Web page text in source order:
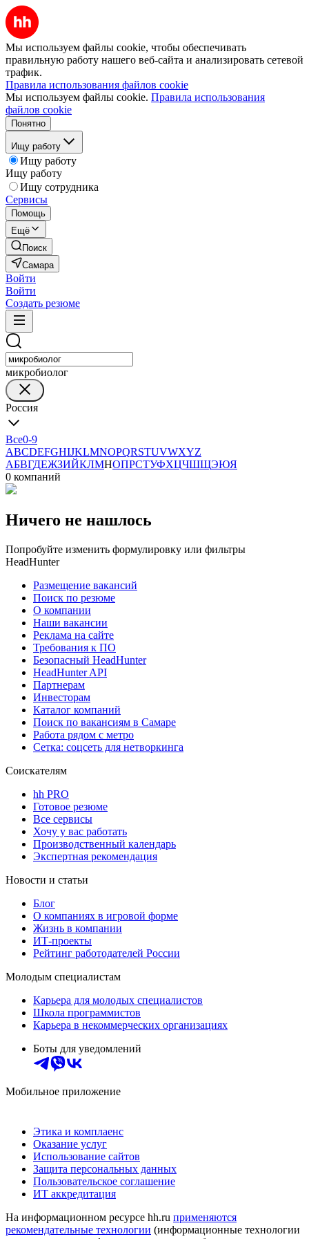
Мы используем файлы cookie, чтобы обеспечивать
правильную работу нашего веб-сайта и анализировать сетевой
трафик.
Правила использования файлов cookie
Мы используем файлы cookie. Правила использования
файлов cookie
Понятно
Ищу работу
Ищу работу
Ищу работу
Ищу сотрудника
Сервисы
Помощь
Ещё
Поиск
Самара
Войти
Войти
Создать резюме
микробиолог
Россия
Все0-9
ABCDEFGHIJKLMNOPQRSTUVWXYZ
АБВГДЕЖЗИЙКЛМНОПРСТУФХЦЧШЩЭЮЯ
0 компаний
Ничего не нашлось
Попробуйте изменить формулировку или фильтры
HeadHunter
Размещение вакансий
Поиск по резюме
О компании
Наши вакансии
Реклама на сайте
Требования к ПО
Безопасный HeadHunter
HeadHunter API
Партнерам
Инвесторам
Каталог компаний
Поиск по вакансиям в Самаре
Работа рядом с метро
Сетка: соцсеть для нетворкинга
Соискателям
hh PRO
Готовое резюме
Все сервисы
Хочу у вас работать
Производственный календарь
Экспертная рекомендация
Новости и статьи
Блог
О компаниях в игровой форме
Жизнь в компании
ИТ-проекты
Рейтинг работодателей России
Молодым специалистам
Карьера для молодых специалистов
Школа программистов
Карьера в некоммерческих организациях
Боты для уведомлений
Мобильное приложение
Этика и комплаенс
Оказание услуг
Использование сайтов
Защита персональных данных
Пользовательское соглашение
ИТ аккредитация
На информационном ресурсе hh.ru применяются
рекомендательные технологии (информационные технологии